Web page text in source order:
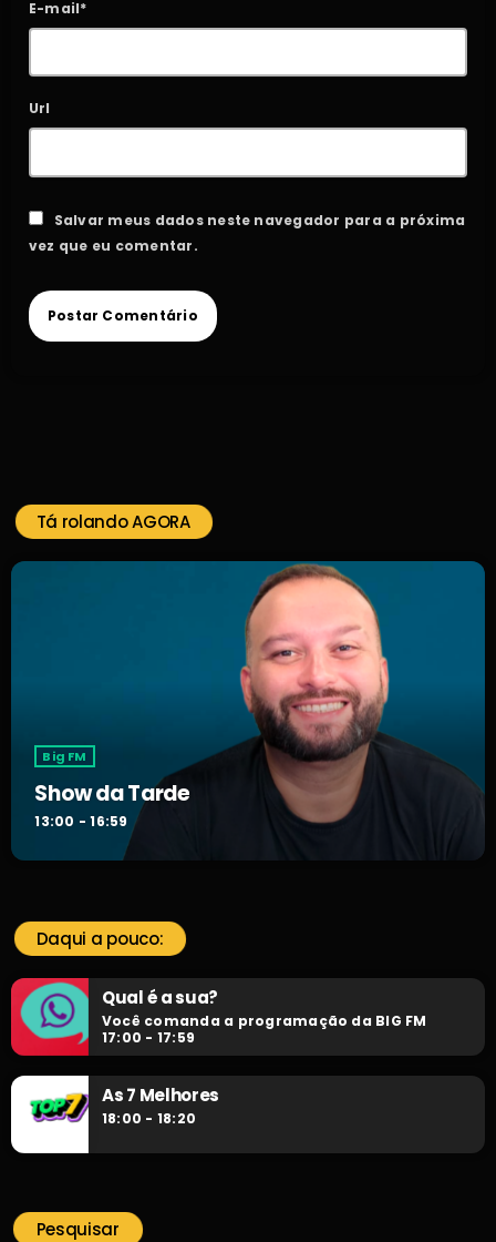
E-mail*
Url
Salvar meus dados neste navegador para a próxima
vez que eu comentar.
Tá rolando AGORA
Big FM
Show da Tarde
13:00 - 16:59
Daqui a pouco:
Qual é a sua?
Você comanda a programação da BIG FM
17:00 - 17:59
As 7 Melhores
18:00 - 18:20
Pesquisar